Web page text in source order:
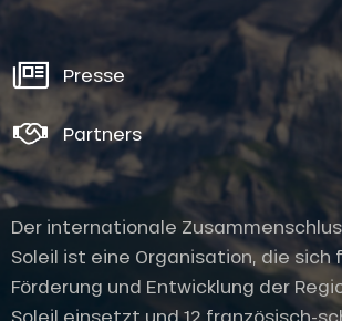
Presse
Partners
Der internationale
Soleil ist eine Organisation, die sich
Förderung und Entwicklung der
Soleil einsetzt und 12 französisch-